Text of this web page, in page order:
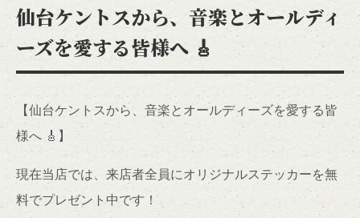
仙台ケントスから、音楽とオールディ
ーズを愛する皆様へ 🎸
【仙台ケントスから、音楽とオールディーズを愛する皆
様へ 🎸】
現在当店では、来店者全員にオリジナルステッカーを無
料でプレゼント中です！